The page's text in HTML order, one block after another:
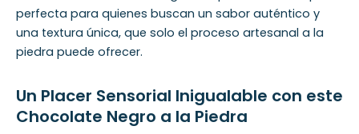
perfecta para quienes buscan un sabor auténtico y
una textura única, que solo el proceso artesanal a la
piedra puede ofrecer.
Un Placer Sensorial Inigualable con este
Chocolate Negro a la Piedra